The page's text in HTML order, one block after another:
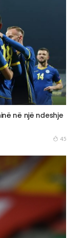
në një ndeshje
45